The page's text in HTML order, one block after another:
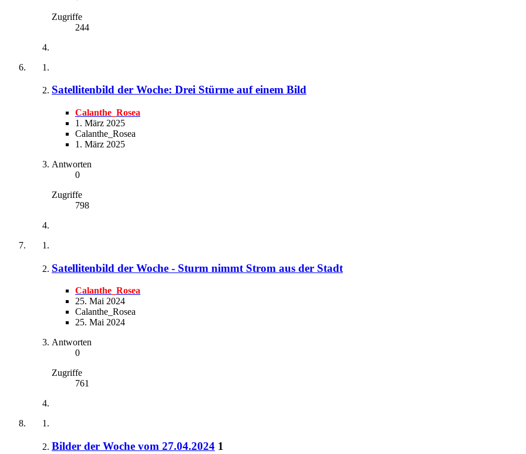
Zugriffe
244
Satellitenbild der Woche: Drei Stürme auf einem Bild
Calanthe_Rosea
1. März 2025
Calanthe_Rosea
1. März 2025
Antworten
0
Zugriffe
798
Satellitenbild der Woche - Sturm nimmt Strom aus der Stadt
Calanthe_Rosea
25. Mai 2024
Calanthe_Rosea
25. Mai 2024
Antworten
0
Zugriffe
761
Bilder der Woche vom 27.04.2024 1